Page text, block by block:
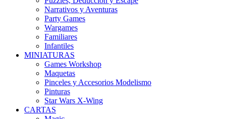
Narrativos y Aventuras
Party Games
Wargames
Familiares
Infantiles
MINIATURAS
Games Workshop
Maquetas
Pinceles y Accesorios Modelismo
Pinturas
Star Wars X-Wing
CARTAS